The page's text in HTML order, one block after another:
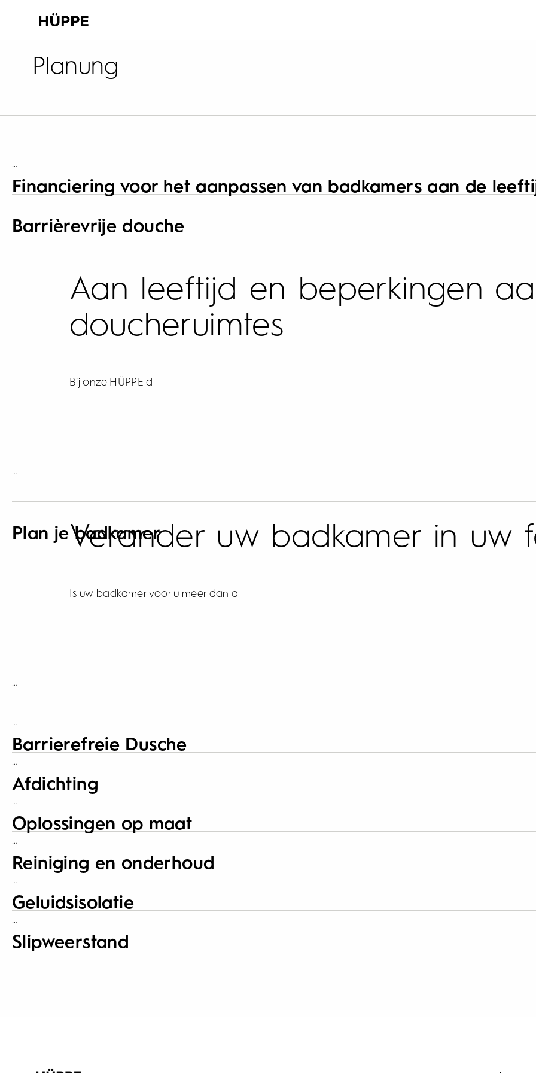
Planung
Financiering voor het aanpassen van badkamers aan de
…
Barrièrevrije douche
Aan leeftijd en beperkingen
doucheruimtes
Bij onze HÜPPE d
…
Plan je badkamer
Verander uw badkamer in uw
Is uw badkamer voor u meer dan a
…
Barrierefreie Dusche
…
Afdichting
…
Oplossingen op maat
…
Reiniging en onderhoud
…
Geluidsisolatie
…
Slipweerstand
…